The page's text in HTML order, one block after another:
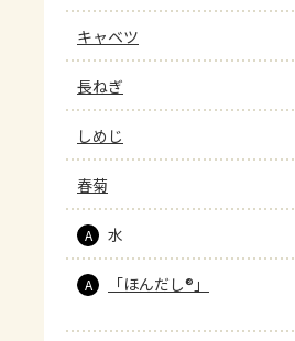
キャベツ
長ねぎ
しめじ
春菊
A 水
A 「ほんだし®」